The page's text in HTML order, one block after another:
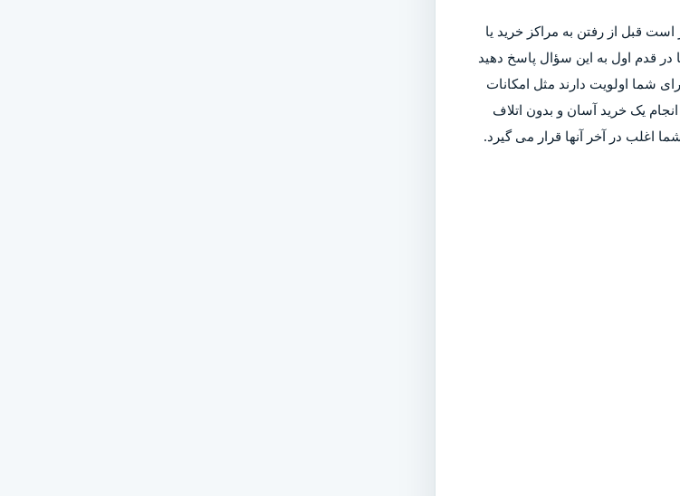
قبل از رفتن به مراکز خرید یا
در قدم اول به این سؤال پاسخ دهید
شما اولویت دارند مثل امکانات
یک خرید آسان و بدون اتلاف
اغلب در آخر آنها قرار می گیرد.